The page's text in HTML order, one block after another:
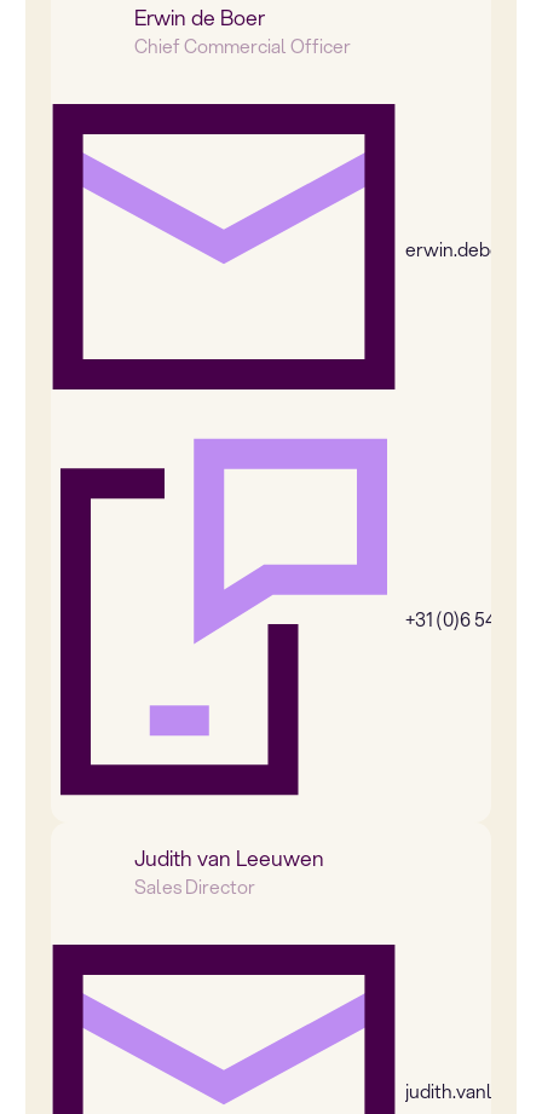
Erwin de Boer
Chief Commercial Officer
+31 (0)6
Judith van Leeuwen
Sales Director